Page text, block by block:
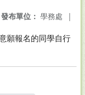
發布單位： 學務處 |
願報名的同學自行